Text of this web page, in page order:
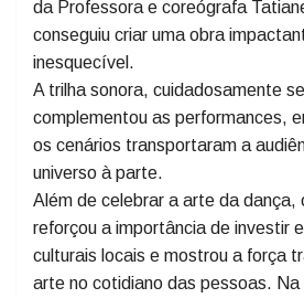
abordando temas como rejeição,
autoconhecimento e a beleza
carrega dentro de si. A direção
da Professora e coreógrafa
conseguiu criar uma obra
inesquecível.
A trilha sonora, cuidadosamente
complementou as performances,
os cenários transportaram a
universo à parte.
Além de celebrar a arte da dança,